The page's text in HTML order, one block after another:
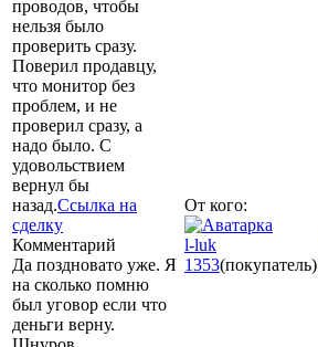
проводов, чтобы
нельзя было
проверить сразу.
Поверил продавцу,
что монитор без
проблем, и не
проверил сразу, а
надо было. С
удовольствием
вернул бы
назад.Ссылка на
сделку
Комментарий
Да поздновато уже. Я
на сколько помню
был уговор если что
деньги верну.
От кого:
l-luk
1353(покупатель)